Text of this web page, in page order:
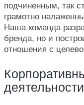
подчиненным, так
грамотно
Наша команда
бренда, но и
отношения с